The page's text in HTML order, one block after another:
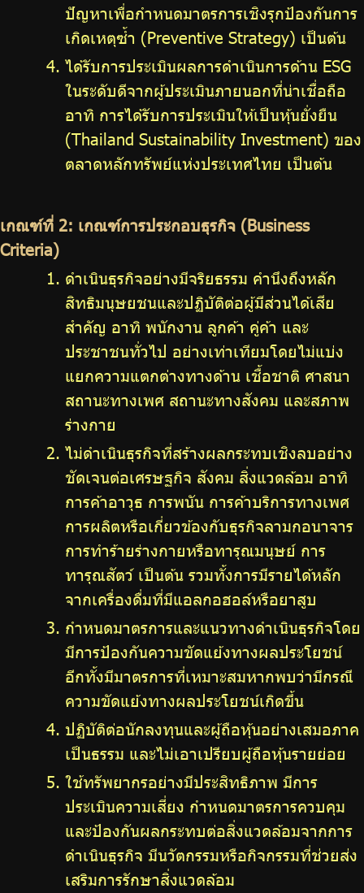
ปัญหาเพื่อกำหนดมาตรการเชิงรุกป้องกันการ
เกิดเหตุซ้ำ (Preventive Strategy) เป็นต้น
ได้รับการประเมินผลการดำเนินการด้าน ESG
ในระดับดีจากผู้ประเมินภายนอกที่น่าเชื่อถือ
อาทิ การได้รับการประเมินให้เป็นหุ้นยั่งยืน
(Thailand Sustainability Investment) ของ
ตลาดหลักทรัพย์แห่งประเทศไทย เป็นต้น
เกณฑ์ที่ 2: เกณฑ์การประกอบธุรกิจ (Business
Criteria)
ดำเนินธุรกิจอย่างมีจริยธรรม คำนึงถึงหลัก
สิทธิมนุษยชนและปฏิบัติต่อผู้มีส่วนได้เสีย
สำคัญ อาทิ พนักงาน ลูกค้า คู่ค้า และ
ประชาชนทั่วไป อย่างเท่าเทียมโดยไม่แบ่ง
แยกความแตกต่างทางด้าน เชื้อชาติ ศาสนา
สถานะทางเพศ สถานะทางสังคม และสภาพ
ร่างกาย
ไม่ดำเนินธุรกิจที่สร้างผลกระทบเชิงลบอย่าง
ชัดเจนต่อเศรษฐกิจ สังคม สิ่งแวดล้อม อาทิ
การค้าอาวุธ การพนัน การค้าบริการทางเพศ
การผลิตหรือเกี่ยวข้องกับธุรกิจลามกอนาจาร
การทำร้ายร่างกายหรือทารุณมนุษย์ การ
ทารุณสัตว์ เป็นต้น รวมทั้งการมีรายได้หลัก
จากเครื่องดื่มที่มีแอลกอฮอล์หรือยาสูบ
กำหนดมาตรการและแนวทางดำเนินธุรกิจโดย
มีการป้องกันความขัดแย้งทางผลประโยชน์
อีกทั้งมีมาตรการที่เหมาะสมหากพบว่ามีกรณี
ความขัดแย้งทางผลประโยชน์เกิดขึ้น
ปฏิบัติต่อนักลงทุนและผู้ถือหุ้นอย่างเสมอภาค
เป็นธรรม และไม่เอาเปรียบผู้ถือหุ้นรายย่อย
ใช้ทรัพยากรอย่างมีประสิทธิภาพ มีการ
ประเมินความเสี่ยง กำหนดมาตรการควบคุม
และป้องกันผลกระทบต่อสิ่งแวดล้อมจากการ
ดำเนินธุรกิจ มีนวัตกรรมหรือกิจกรรมที่ช่วยส่ง
เสริมการรักษาสิ่งแวดล้อม